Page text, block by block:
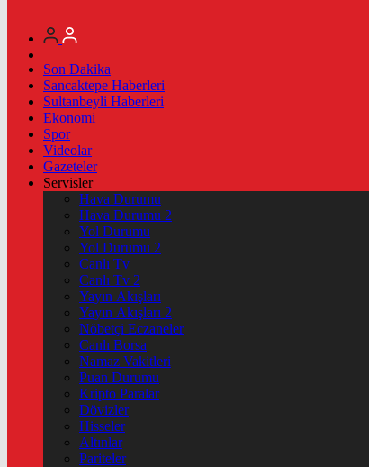
Son Dakika
Sancaktepe Haberleri
Sultanbeyli Haberleri
Ekonomi
Spor
Videolar
Gazeteler
Servisler
Hava Durumu
Hava Durumu 2
Yol Durumu
Yol Durumu 2
Canlı Tv
Canlı Tv 2
Yayın Akışları
Yayın Akışları 2
Nöbetçi Eczaneler
Canlı Borsa
Namaz Vakitleri
Puan Durumu
Kripto Paralar
Dövizler
Hisseler
Altınlar
Pariteler